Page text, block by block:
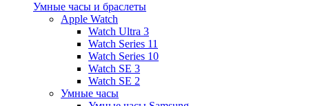
Умные часы и браслеты
Apple Watch
Watch Ultra 3
Watch Series 11
Watch Series 10
Watch SE 3
Watch SE 2
Умные часы